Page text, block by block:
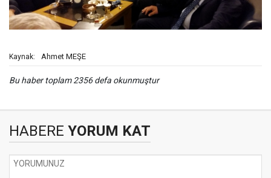
Kaynak: Ahmet MEŞE
Bu haber toplam 2356 defa okunmuştur
HABERE YORUM KAT